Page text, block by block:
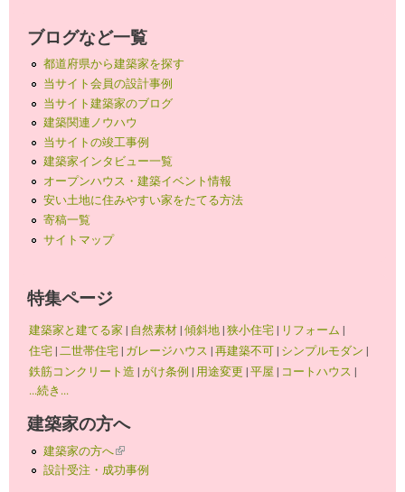
ブログなど一覧
都道府県から建築家を探す
当サイト会員の設計事例
当サイト建築家のブログ
建築関連ノウハウ
当サイトの竣工事例
建築家インタビュー一覧
オープンハウス・建築イベント情報
安い土地に住みやすい家をたてる方法
寄稿一覧
サイトマップ
特集ページ
建築家と建てる家 | 自然素材|傾斜地|狭小住宅| リフォーム |
住宅|二世帯住宅| ガレージハウス |再建築不可| シンプルモダン |
鉄筋コンクリート造 |がけ条例 | 用途変更 |平屋 | コートハウス |
...続き...
建築家の方へ
建築家の方へ(link is external)
設計受注・成功事例